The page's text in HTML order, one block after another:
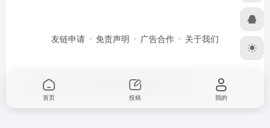
友链申请 免责声明 广告合作 关于我们
Copyright © 2026 由OneNav
首页 投稿 我的